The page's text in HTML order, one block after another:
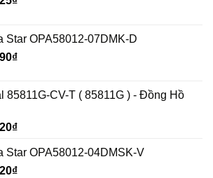
Star OPA58012-07DMK-D
₫
85811G-CV-T ( 85811G ) - Đồng Hồ
₫
Star OPA58012-04DMSK-V
₫